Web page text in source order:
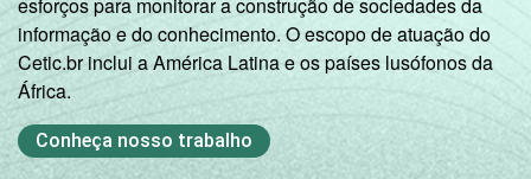
informação e do conhecimento. O escopo de atuação do
Cetic.br inclui a América Latina e os países lusófonos da
África.
Conheça nosso trabalho